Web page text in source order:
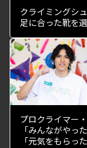
クライミングシ
足に合った靴を
プロクライマー
「みんながやっ
「元気をもらった